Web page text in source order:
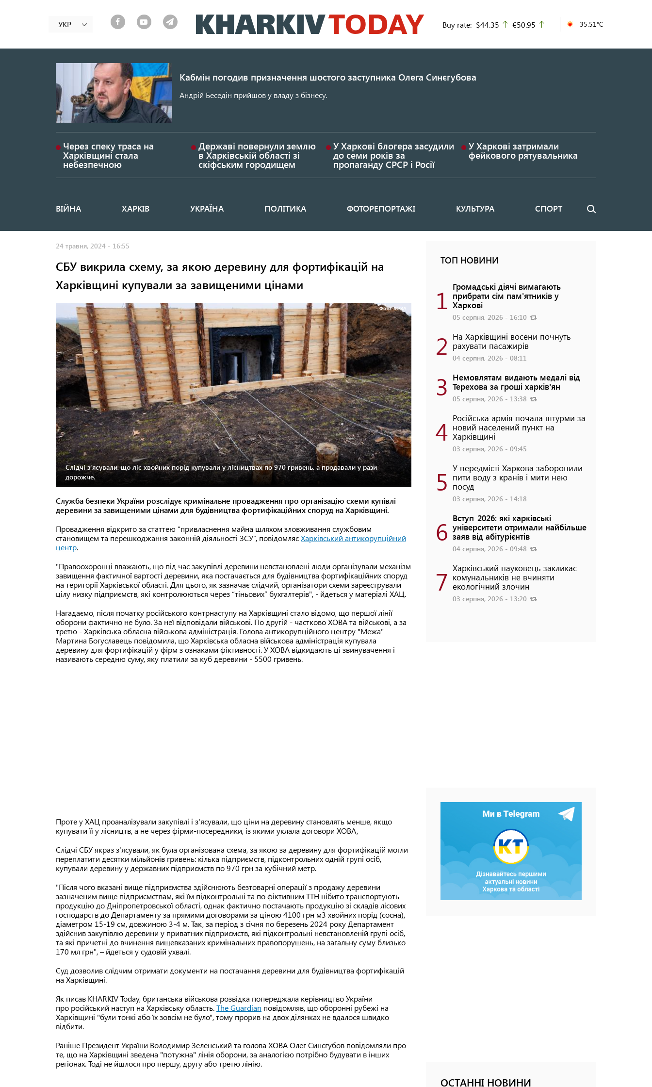
до
основного
УКР Buy rate: $44.35 up
€50.95 35.51°C
Кабмін погодив призначення шостого заступника Олега Синєгубова
Андрій Беседін прийшов у владу з бізнесу.
Через спеку траса на
Харківщині стала
небезпечною
Державі повернули землю
в Харківській області зі
скіфським городищем
У Харкові блогера засудили
до семи років за
пропаганду СРСР і Росії
У Харкові затримали
фейкового рятувальника
Основная
ВІЙНА ХАРКІВ УКРАЇНА ПОЛІТИКА ФОТОРЕПОРТАЖІ КУЛЬТУРА СПОРТ Пошук
24 травня, 2024 - 16:55
СБУ викрила схему, за якою деревину для фортифікацій на
Харківщині купували за завищеними цінами
Фото: ХОВА
Слідчі з'ясували, що ліс хвойних порід купували у лісництвах по 970 гривень, а продавали у рази
дорожче.
Служба безпеки України розслідує кримінальне провадження про організацію схеми купівлі
деревини за завищеними цінами для будівництва фортифікаційних споруд на Харківщині.
Провадження відкрито за статтею “привласнення майна шляхом зловживання службовим
становищем та перешкоджання законній діяльності ЗСУ”, повідомляєХарківський антикорупційний
центр.
"Правоохоронці вважають, що під час закупівлі деревини невстановлені люди організували механізм
завищення фактичної вартості деревини, яка постачається для будівництва фортифікаційних споруд
на території Харківської області. Для цього, як зазначає слідчий, організатори схеми зареєстрували
цілу низку підприємств, які контролюються через “тіньових” бухгалтерів", - йдеться у матеріалі ХАЦ.
Нагадаємо, після початку російського контрнаступу на Харківщині стало відомо, що першої лінії
оборони фактично не було. За неї відповідали військові. По другій - частково ХОВА та військові, а за
третю - Харківська обласна військова адміністрація. Голова антикорупційного центру "Межа"
Мартина Богуславець повідомила, що Харківська обласна військова адміністрація купувала
деревину для фортифікацій у фірм з ознаками фіктивності. У ХОВА відкидають ці звинувачення і
називають середню суму, яку платили за куб деревини - 5500 гривень.
Проте у ХАЦ проаналізували закупівлі і з'ясували, що ціни на деревину становлять менше, якщо
купувати її у лісництв, а не через фірми-посередники, із якими уклала договори ХОВА,
Слідчі СБУ якраз з'ясували, як була організована схема, за якою за деревину для фортифікацій могли
переплатити десятки мільйонів гривень: кілька підприємств, підконтрольних одній групі осіб,
купували деревину у державних підприємств по 970 грн за кубічний метр.
"Після чого вказані вище підприємства здійснюють безтоварні операції з продажу деревини
зазначеним вище підприємствам, які їм підконтрольні та по фіктивним ТТН нібито транспортують
продукцію до Дніпропетровської області, однак фактично постачають продукцію зі складів лісових
господарств до Департаменту за прямими договорами за ціною 4100 грн м3 хвойних порід (сосна),
діаметром 15-19 см, довжиною 3-4 м. Так, за період з січня по березень 2024 року Департамент
здійснив закупівлю деревини у приватних підприємств, які підконтрольні невстановленій групі осіб,
та які причетні до вчинення вищевказаних кримінальних правопорушень, на загальну суму близько
170 мл грн", – йдеться у судовій ухвалі.
Суд дозволив слідчим отримати документи на постачання деревини для будівництва фортифікацій
на Харківщині.
Як писав KHARKIV Today, британська військова розвідка попереджала керівництво України
про російський наступ на Харківську область.The Guardian повідомляв, що оборонні рубежі на
Харківщині "були тонкі або їх зовсім не було", тому прорив на двох ділянках не вдалося швидко
відбити.
Раніше Президент України Володимир Зеленський та голова ХОВА Олег Синєгубов повідомляли про
те, що на Харківщині зведена "потужна" лінія оборони, за аналогією потрібно будувати в інших
регіонах. Тоді не йшлося про першу, другу або третю лінію.
ТОП НОВИНИ
1 Громадські діячі вимагають
прибрати сім пам'ятників у
Харкові
05 серпня, 2026 - 16:10
2 На Харківщині восени почнуть
рахувати пасажирів
04 серпня, 2026 - 08:11
3 Немовлятам видають медалі від
Терехова за гроші харків'ян
05 серпня, 2026 - 13:38
4 Російська армія почала штурми за
новий населений пункт на
Харківщині
03 серпня, 2026 - 09:45
5 У передмісті Харкова заборонили
пити воду з кранів і мити нею
посуд
03 серпня, 2026 - 14:18
6 Вступ-2026: які харківські
університети отримали найбільше
заяв від абітурієнтів
04 серпня, 2026 - 09:48
7 Харківський науковець закликає
комунальників не вчиняти
екологічний злочин
03 серпня, 2026 - 13:20
ОСТАННІ НОВИНИ